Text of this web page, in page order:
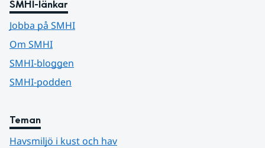
SMHI-länkar
Jobba på SMHI
Om SMHI
SMHI-bloggen
SMHI-podden
Teman
Havsmiljö i kust och hav